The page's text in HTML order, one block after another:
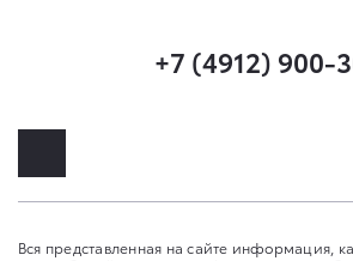
+7 (4912) 900-
Вся представленная на сайте информация,